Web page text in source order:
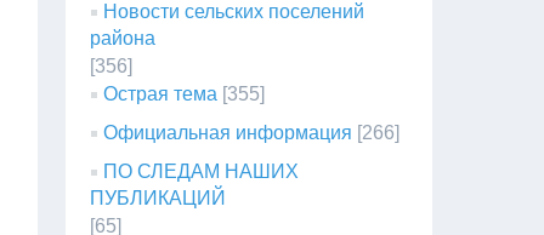
Новости сельских поселений
района
[356]
Острая тема [355]
Официальная информация [266]
ПО СЛЕДАМ НАШИХ
ПУБЛИКАЦИЙ
[65]